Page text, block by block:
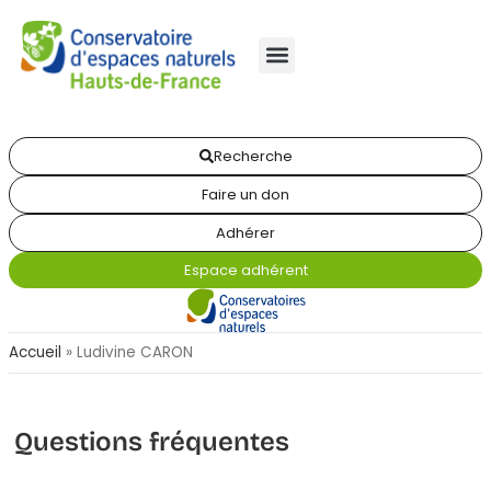
Recherche
Faire un don
Adhérer
Espace adhérent
Accueil » Ludivine CARON
Questions fréquentes